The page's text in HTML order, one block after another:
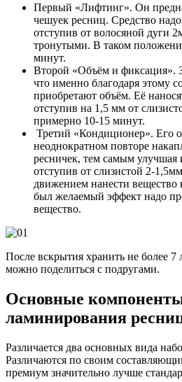
Первый «Лифтинг». Он
чешуек ресниц. Средство
отступив от волосяной дуги
тронутыми. В таком
минут.
Второй «Объём и фиксация».
что именно благодаря этому
приобретают объём. Её
отступив на 1,5 мм от
примерно 10-15 минут.
Третий «Кондиционер». Его
неоднократном повторе
ресничек, тем самым улучшая
отступив от слизистой 2-
движением нанести
был желаемый эффект надо
вещество.
После вскрытия хранить не более 7
можно поделиться с подругами.
Основные
ламинирования
Различается два основных вида
Различаются по своим
премиум значительно лучше